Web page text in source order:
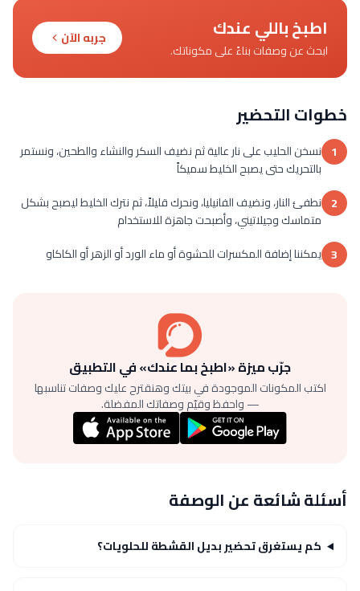
اطبخ باللي عندك
ابحث عن وصفات بناءً على مكوناتك.
جربه الآن
خطوات التحضير
1 نسخن الحليب على نار عالية ثم نضيف السكر والنشاء والطحين، ونستمر
بالتحريك حتى يصبح الخليط سميكاً
2 نطفئ النار، ونضيف الفانيليا، ونحرك قليلاً، ثم نترك الخليط ليصبح بشكل
متماسك وجيلاتيني، وأصبحت جاهزة للاستخدام
3 يمكننا إضافة المكسرات للحشوة أو ماء الورد أو الزهر أو الكاكاو
جرّب ميزة «اطبخ بما عندك» في التطبيق
اكتب المكونات الموجودة في بيتك وهنقترح عليك وصفات تناسبها
— واحفظ وقيّم وصفاتك المفضلة.
أسئلة شائعة عن الوصفة
كم يستغرق تحضير بديل القشطة للحلويات؟